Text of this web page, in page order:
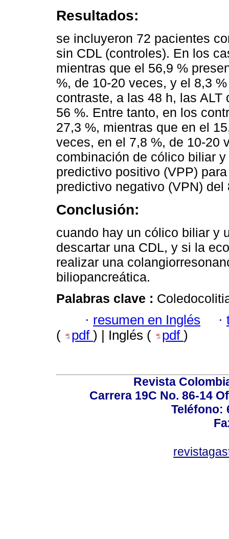
Resultados:
se incluyeron 72 pacientes
sin CDL (controles). En los
mientras que el 56,9 %
%, de 10-20 veces, y el 8,3
contraste, a las 48 h, las
56 %. Entre tanto, en los
27,3 %, mientras que en el
veces, en el 7,8 %, de 10-20
combinación de cólico biliar
predictivo positivo (VPP)
predictivo negativo (VPN) del
Conclusión:
cuando hay un cólico biliar y
descartar una CDL, y si la
realizar una
biliopancreática.
Palabras clave :
· resumen en Inglés ·
(
pdf ) | Inglés ( pdf )
Revista
Carrera 19C No. 86-14
Teléfono: